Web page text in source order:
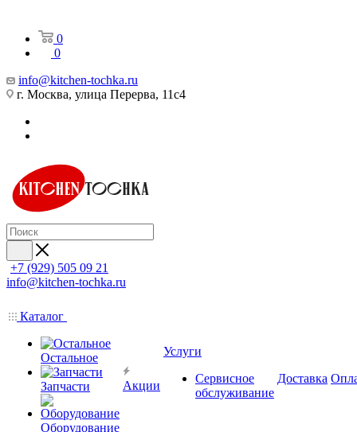
0
0
info@kitchen-tochka.ru
г. Москва, улица Перерва, 11с4
+7 (929) 505 09 21
info@kitchen-tochka.ru
Каталог
Остальное
Запчасти
Оборудование
Акции
Услуги
Сервисное
обслуживание
Доставка